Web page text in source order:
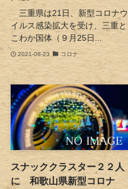
三重県は21日、新型コロナウ
イルス感染拡大を受け、三重と
こわか国体（９月25日...
2021-08-23 コロナ
スナッククラスター２２人
に 和歌山県新型コロナ